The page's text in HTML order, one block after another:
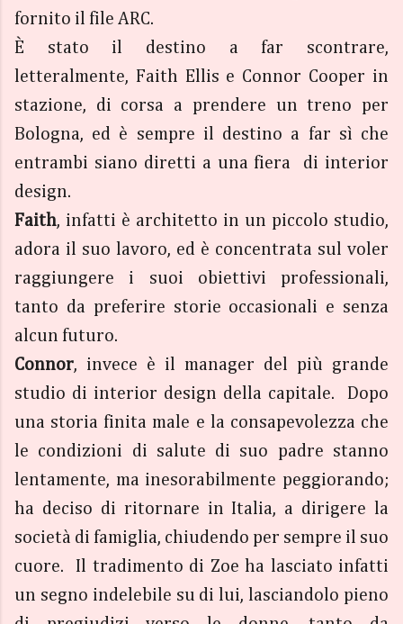
fornito il file ARC.
È stato il destino a far scontrare,
letteralmente, Faith Ellis e Connor Cooper in
stazione, di corsa a prendere un treno per
Bologna, ed è sempre il destino a far sì che
entrambi siano diretti a una fiera di interior
design.
Faith, infatti è architetto in un piccolo studio,
adora il suo lavoro, ed è concentrata sul voler
raggiungere i suoi obiettivi professionali,
tanto da preferire storie occasionali e senza
alcun futuro.
Connor, invece è il manager del più grande
studio di interior design della capitale. Dopo
una storia finita male e la consapevolezza che
le condizioni di salute di suo padre stanno
lentamente, ma inesorabilmente peggiorando;
ha deciso di ritornare in Italia, a dirigere la
società di famiglia, chiudendo per sempre il suo
cuore. Il tradimento di Zoe ha lasciato infatti
un segno indelebile su di lui, lasciandolo pieno